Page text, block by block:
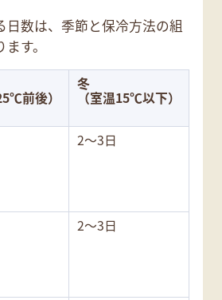
日数は、季節と保冷方法の組
す。
前後）
冬
（室温15℃以下）
2〜3日
2〜3日